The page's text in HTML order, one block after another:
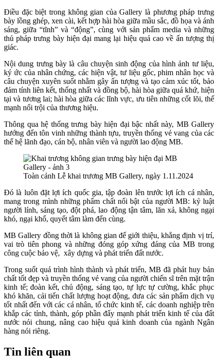
Điều đặc biệt trong không gian của Gallery là phương pháp trưng
bày lồng ghép, xen cài, kết hợp hài hòa giữa mầu sắc, đồ họa và ánh
sáng, giữa “tĩnh” và “động”, cùng với sản phẩm media và những
thủ pháp trưng bày hiện đại mang lại hiệu quả cao về ấn tượng thị
giác.
Nội dung trưng bày là câu chuyện sinh động của hình ảnh tư liệu,
ký ức của nhân chứng, các hiện vật, tư liệu gốc, phim nhân học và
câu chuyện xuyên suốt nhằm gây ấn tượng và tạo cảm xúc tốt, bảo
đảm tính liên kết, thống nhất và đồng bộ, hài hòa giữa quá khứ, hiện
tại và tương lai; hài hòa giữa các lĩnh vực, ưu tiên những cốt lõi, thế
mạnh nổi trội của thương hiệu.
Thông qua hệ thống trưng bày hiện đại bậc nhất này, MB Gallery
hướng đến tôn vinh những thành tựu, truyền thống vẻ vang của các
thế hệ lãnh đạo, cán bộ, nhân viên và người lao động MB.
Toàn cảnh Lễ khai trương MB Gallery, ngày 1.11.2024
Đó là luôn đặt lợi ích quốc gia, tập đoàn lên trước lợi ích cá nhân,
mang trong mình những phẩm chất nổi bật của người MB: kỷ luật
người lính, sáng tạo, đột phá, lao động tận tâm, lăn xả, không ngại
khó, ngại khổ, quyết tâm làm đến cùng.
MB Gallery đồng thời là không gian để giới thiệu, khẳng định vị trí,
vai trò tiên phong và những đóng góp xứng đáng của MB trong
công cuộc bảo vệ, xây dựng và phát triển đất nước.
Trong suốt quá trình hình thành và phát triển, MB đã phát huy bản
chất tốt đẹp và truyền thống vẻ vang của người chiến sĩ trên mặt trận
kinh tế; đoàn kết, chủ động, sáng tạo, tự lực tự cường, khắc phục
khó khăn, cải tiến chất lượng hoạt động, đưa các sản phẩm dịch vụ
tốt nhất đến với các cá nhân, tổ chức kinh tế, các doanh nghiệp trên
khắp các tỉnh, thành, góp phần đẩy mạnh phát triển kinh tế của đất
nước nói chung, nâng cao hiệu quả kinh doanh của ngành Ngân
hàng nói riêng.
Tin liên quan